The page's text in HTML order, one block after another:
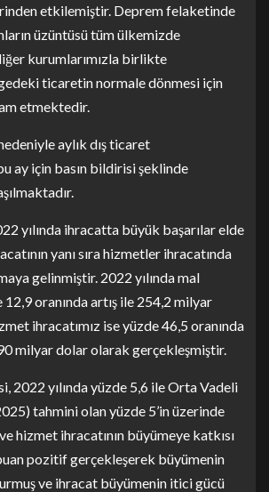
etkilemiştir. Deprem felaketinde
üzüntüsü tüm ülkemizde
kurumlarımızla birlikte
ticaretin normale dönmesi için
etmektedir.
aylık dış ticaret
ay için basın bildirisi şeklinde
yılında ihracatta büyük başarılar elde
yanı sıra hizmetler ihracatında
gelinmiştir. 2022 yılında mal
12,9 oranında artış ile 254,2 milyar
ihracatımız ise yüzde 46,5 oranında
milyar dolar olarak gerçekleşmiştir.
2022 yılında yüzde 5,6 ile Orta Vadeli
tahmini olan yüzde 5’in üzerinde
hizmet ihracatının büyümeye katkısı
pozitif gerçekleşerek büyümenin
ve ihracat büyümenin itici gücü